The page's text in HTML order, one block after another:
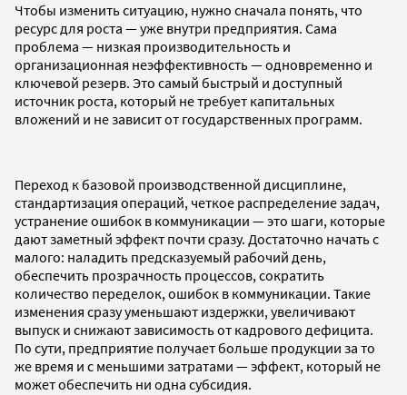
Чтобы изменить ситуацию, нужно сначала понять, что
ресурс для роста — уже внутри предприятия. Сама
проблема — низкая производительность и
организационная неэффективность — одновременно и
ключевой резерв. Это самый быстрый и доступный
источник роста, который не требует капитальных
вложений и не зависит от государственных программ.
Переход к базовой производственной дисциплине,
стандартизация операций, четкое распределение задач,
устранение ошибок в коммуникации — это шаги, которые
дают заметный эффект почти сразу. Достаточно начать с
малого: наладить предсказуемый рабочий день,
обеспечить прозрачность процессов, сократить
количество переделок, ошибок в коммуникации. Такие
изменения сразу уменьшают издержки, увеличивают
выпуск и снижают зависимость от кадрового дефицита.
По сути, предприятие получает больше продукции за то
же время и с меньшими затратами — эффект, который не
может обеспечить ни одна субсидия.